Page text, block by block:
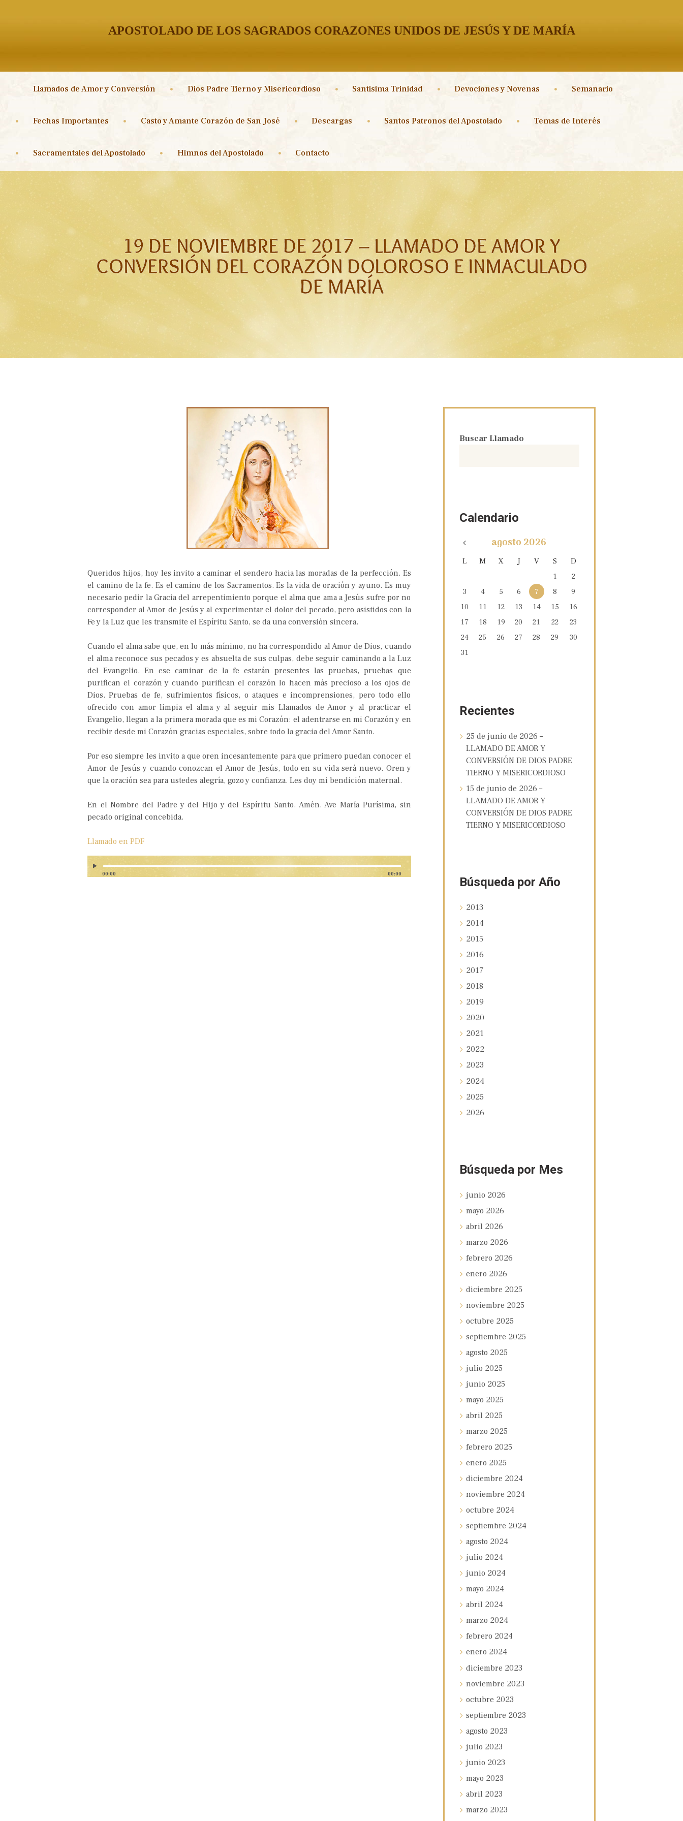
APOSTOLADO DE LOS SAGRADOS CORAZONES UNIDOS DE JESÚS Y DE MARÍA
Llamados de Amor y Conversión Dios Padre Tierno y Misericordioso Santisima Trinidad Devociones y Novenas Semanario
Fechas Importantes Casto y Amante Corazón de San José Descargas Santos Patronos del Apostolado Temas de Interés
Sacramentales del Apostolado Himnos del Apostolado Contacto
19 DE NOVIEMBRE DE 2017 – LLAMADO DE AMOR Y
CONVERSIÓN DEL CORAZÓN DOLOROSO E INMACULADO
DE MARÍA
Queridos hijos, hoy les invito a caminar el sendero hacia las moradas de la perfección. Es
el camino de la fe. Es el camino de los Sacramentos. Es la vida de oración y ayuno. Es muy
necesario pedir la Gracia del arrepentimiento porque el alma que ama a Jesús sufre por no
corresponder al Amor de Jesús y al experimentar el dolor del pecado, pero asistidos con la
Fe y la Luz que les transmite el Espíritu Santo, se da una conversión sincera.
Cuando el alma sabe que, en lo más mínimo, no ha correspondido al Amor de Dios, cuando
el alma reconoce sus pecados y es absuelta de sus culpas, debe seguir caminando a la Luz
del Evangelio. En ese caminar de la fe estarán presentes las pruebas, pruebas que
purifican el corazón y cuando purifican el corazón lo hacen más precioso a los ojos de
Dios. Pruebas de fe, sufrimientos físicos, o ataques e incomprensiones, pero todo ello
ofrecido con amor limpia el alma y al seguir mis Llamados de Amor y al practicar el
Evangelio, llegan a la primera morada que es mi Corazón: el adentrarse en mi Corazón y en
recibir desde mi Corazón gracias especiales, sobre todo la gracia del Amor Santo.
Por eso siempre les invito a que oren incesantemente para que primero puedan conocer el
Amor de Jesús y cuando conozcan el Amor de Jesús, todo en su vida será nuevo. Oren y
que la oración sea para ustedes alegría, gozo y confianza. Les doy mi bendición maternal.
En el Nombre del Padre y del Hijo y del Espíritu Santo. Amén. Ave María Purísima, sin
pecado original concebida.
Llamado en PDF
00:00 00:00
Buscar Llamado
Calendario
agosto 2026
L M X J V S
D
1
2
3
4 5 6 7 8
9
10
11 12 13 14 15
16
17
18 19 20 21 22
23
24
25 26 27 28 29
30
31
Recientes
25 de junio de 2026 –
LLAMADO DE AMOR Y
CONVERSIÓN DE DIOS PADRE
TIERNO Y MISERICORDIOSO
15 de junio de 2026 –
LLAMADO DE AMOR Y
CONVERSIÓN DE DIOS PADRE
TIERNO Y MISERICORDIOSO
Búsqueda por Año
2013
2014
2015
2016
2017
2018
2019
2020
2021
2022
2023
2024
2025
2026
Búsqueda por Mes
junio 2026
mayo 2026
abril 2026
marzo 2026
febrero 2026
enero 2026
diciembre 2025
noviembre 2025
octubre 2025
septiembre 2025
agosto 2025
julio 2025
junio 2025
mayo 2025
abril 2025
marzo 2025
febrero 2025
enero 2025
diciembre 2024
noviembre 2024
octubre 2024
septiembre 2024
agosto 2024
julio 2024
junio 2024
mayo 2024
abril 2024
marzo 2024
febrero 2024
enero 2024
diciembre 2023
noviembre 2023
octubre 2023
septiembre 2023
agosto 2023
julio 2023
junio 2023
mayo 2023
abril 2023
marzo 2023